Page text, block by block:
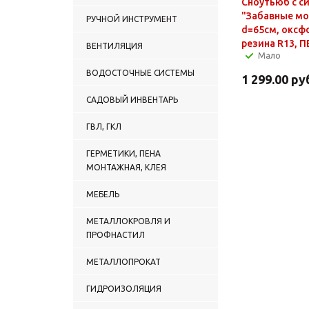
РУЧНОЙ ИНСТРУМЕНТ
ВЕНТИЛЯЦИЯ
ВОДОСТОЧНЫЕ СИСТЕМЫ
САДОВЫЙ ИНВЕНТАРЬ
ГВЛ, ГКЛ
ГЕРМЕТИКИ, ПЕНА
МОНТАЖНАЯ, КЛЕЯ
МЕБЕЛЬ
МЕТАЛЛОКРОВЛЯ И
ПРОФНАСТИЛ
МЕТАЛЛОПРОКАТ
ГИДРОИЗОЛЯЦИЯ
"Забавные
d=65см,
резина R13,
Мало
1 299.00